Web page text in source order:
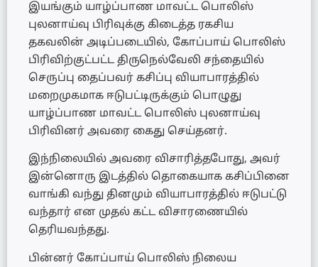
இயங்கும் யாழ்ப்பாண மாவட்ட பொலிஸ்
புலனாய்வு பிரிவுக்கு கிடைத்த ரகசிய
தகவலின் அடிப்படையில், கோப்பாய் பொலிஸ்
பிரிவிற்குட்பட்ட திருநெல்வேலி சந்தையில்
செருப்பு தைப்பவர் கசிப்பு வியாபாரத்தில்
மறைமுகமாக ஈடுபட்டிருக்கும் பொழுது
யாழ்ப்பாண மாவட்ட பொலிஸ் புலனாய்வு
பிரிவினர் அவரை கைது செய்தனர்.
இந்நிலையில் அவரை விசாரித்தபோது, அவர்
இன்னொரு இடத்தில் தொகையாக கசிப்பினை
வாங்கி வந்து தினமும் வியாபாரத்தில் ஈடுபட்டு
வந்தார் என முதல் கட்ட விசாரணையில்
தெரியவந்தது.
பின்னர் கோப்பாய் பொலிஸ் நிலைய